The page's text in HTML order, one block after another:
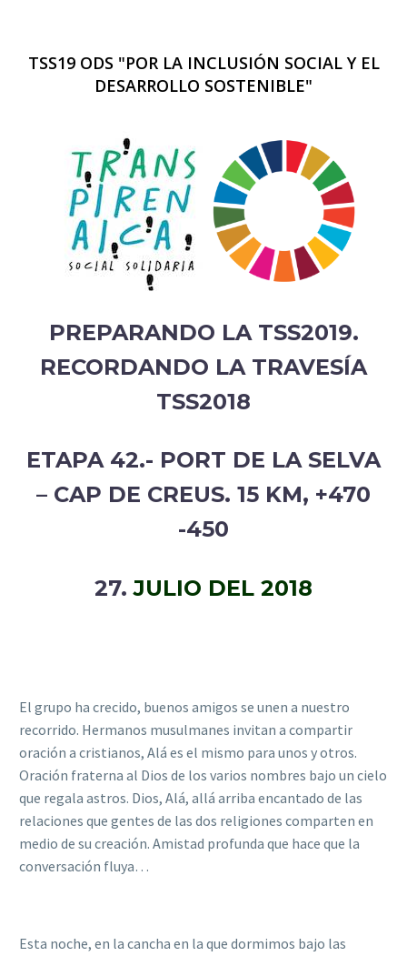
TSS19 ODS "POR LA INCLUSIÓN SOCIAL Y EL
DESARROLLO SOSTENIBLE"
PREPARANDO LA TSS2019.
RECORDANDO LA TRAVESÍA
TSS2018
ETAPA 42.- PORT DE LA SELVA
– CAP DE CREUS. 15 KM, +470
-450
27.JULIO DEL 2018
El grupo ha crecido, buenos amigos se unen a nuestro
recorrido. Hermanos musulmanes invitan a compartir
oración a cristianos, Alá es el mismo para unos y otros.
Oración fraterna al Dios de los varios nombres bajo un cielo
que regala astros. Dios, Alá, allá arriba encantado de las
relaciones que gentes de las dos religiones comparten en
medio de su creación. Amistad profunda que hace que la
conversación fluya…
Esta noche, en la cancha en la que dormimos bajo las